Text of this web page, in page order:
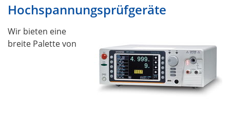
Hochspannungsprüfgeräte
Wir bieten eine
breite Palette von